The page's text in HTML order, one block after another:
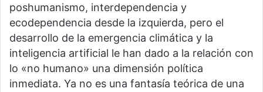
poshumanismo, interdependencia y
ecodependencia desde la izquierda, pero el
desarrollo de la emergencia climática y la
inteligencia artificial le han dado a la relación con
lo «no humano» una dimensión política
inmediata. Ya no es una fantasía teórica de una